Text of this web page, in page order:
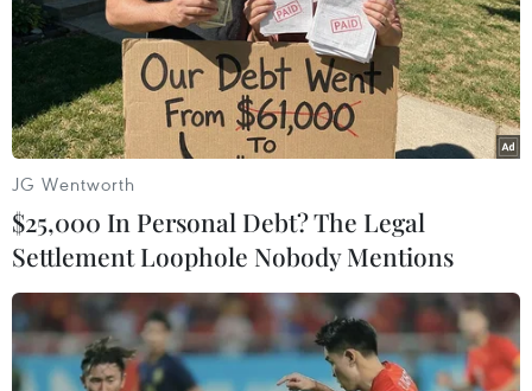
JG Wentworth
$25,000 In Personal Debt? The Legal
Settlement Loophole Nobody Mentions